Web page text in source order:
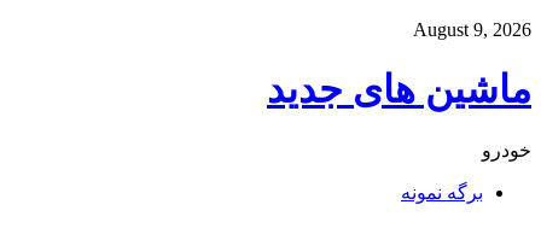
August 9, 2026
ماشین های جدید
خودرو
برگه نمونه